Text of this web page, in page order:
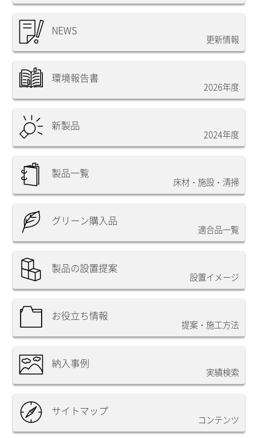
NEWS
更新情報
環境報告書
2026年度
新製品
2024年度
製品一覧
床材・施設・清掃
グリーン購入品
適合品一覧
製品の設置提案
設置イメージ
お役立ち情報
提案・施工方法
納入事例
実績検索
サイトマップ
コンテンツ